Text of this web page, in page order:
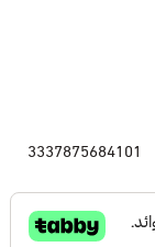
3337875684101